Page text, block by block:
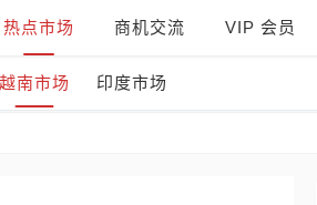
热点市场 商机交流 VIP 会员
越南市场 印度市场